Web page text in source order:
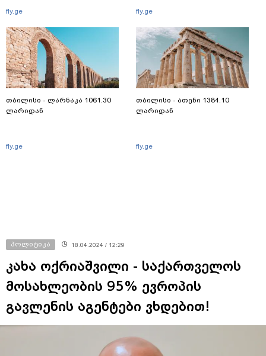
fly.ge
თბილისი - ლარნაკა 1061.30
ლარიდან
fly.ge
fly.ge
თბილისი - ათენი 1384.10
ლარიდან
fly.ge
პოლიტიკა 18.04.2024 / 12:29
კახა ოქრიაშვილი - საქართველოს
მოსახლეობის 95% ევროპის
გავლენის აგენტები ვხდებით!